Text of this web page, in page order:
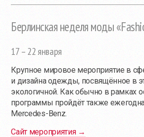
Берлинская неделя моды
17 – 22 января
Крупное мировое мероприятие в
и дизайна одежды, посвящённое в
экологичной. Как обычно в рамках
программы пройдёт также
Mercedes-Benz.
Сайт мероприятия →